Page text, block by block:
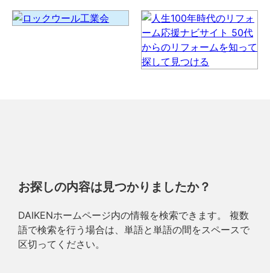
お探しの内容は見つかりましたか？
DAIKENホームページ内の情報を検索できます。 複数
語で検索を行う場合は、単語と単語の間をスペースで
区切ってください。